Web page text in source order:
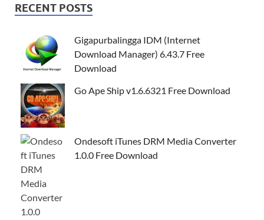
RECENT POSTS
Gigapurbalingga IDM (Internet
Download Manager) 6.43.7 Free
Download
Go Ape Ship v1.6.6321 Free Download
Ondesoft iTunes DRM Media Converter
1.0.0 Free Download